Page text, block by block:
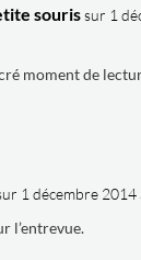
souris sur 1
moment de
1 décembre 2014
l’entrevue.